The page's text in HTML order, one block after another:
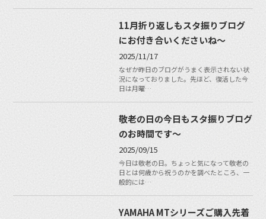
11月折り返しもスタ振りブログ
にお付き合いくださいね〜
2025/11/17
なぜか昨日のブログがうまく表示されない状
況になっておりました。先ほど、復活した今
日は月曜…
敬老の日の今日もスタ振りブログ
のお時間です〜
2025/09/15
今日は敬老の日。ちょっと気になって敬老の
日とは何歳から祝うのかを調べたところ、一
般的には…
YAMAHA MTシリーズご購入先着